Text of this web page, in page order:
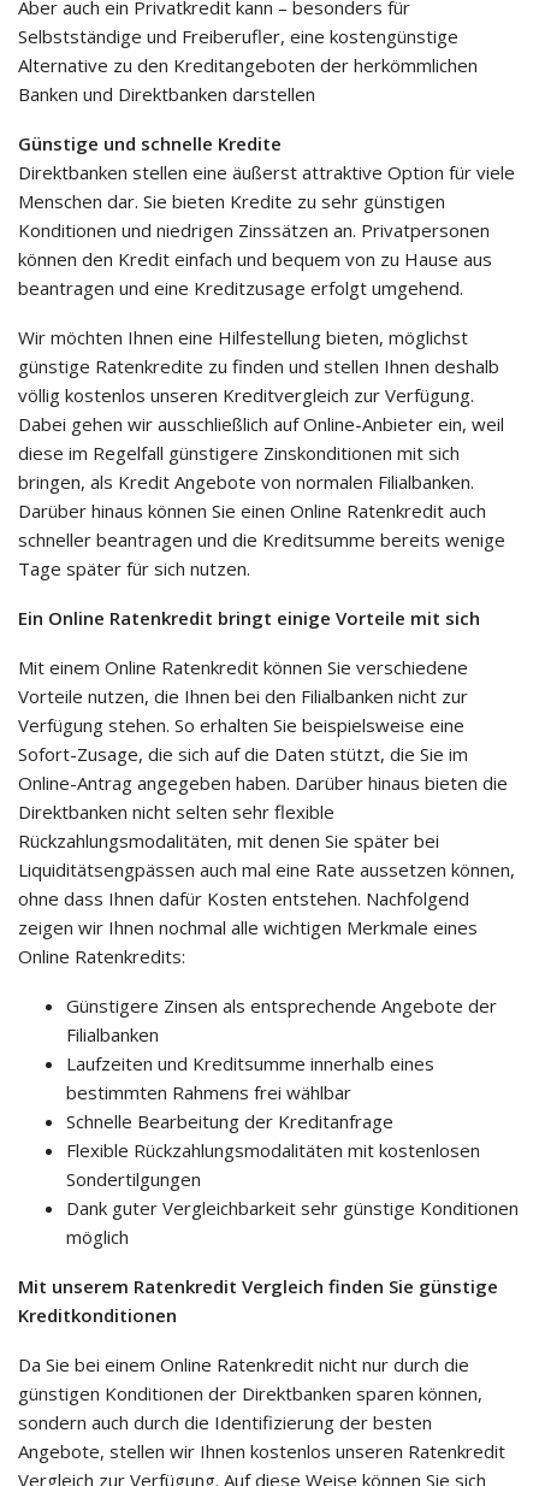
Aber auch ein Privatkredit kann – besonders für
Selbstständige und Freiberufler, eine kostengünstige
Alternative zu den Kreditangeboten der herkömmlichen
Banken und Direktbanken darstellen
Günstige und schnelle Kredite
Direktbanken stellen eine äußerst attraktive Option für viele
Menschen dar. Sie bieten Kredite zu sehr günstigen
Konditionen und niedrigen Zinssätzen an. Privatpersonen
können den Kredit einfach und bequem von zu Hause aus
beantragen und eine Kreditzusage erfolgt umgehend.
Wir möchten Ihnen eine Hilfestellung bieten, möglichst
günstige Ratenkredite zu finden und stellen Ihnen deshalb
völlig kostenlos unseren Kreditvergleich zur Verfügung.
Dabei gehen wir ausschließlich auf Online-Anbieter ein, weil
diese im Regelfall günstigere Zinskonditionen mit sich
bringen, als Kredit Angebote von normalen Filialbanken.
Darüber hinaus können Sie einen Online Ratenkredit auch
schneller beantragen und die Kreditsumme bereits wenige
Tage später für sich nutzen.
Ein Online Ratenkredit bringt einige Vorteile mit sich
Mit einem Online Ratenkredit können Sie verschiedene
Vorteile nutzen, die Ihnen bei den Filialbanken nicht zur
Verfügung stehen. So erhalten Sie beispielsweise eine
Sofort-Zusage, die sich auf die Daten stützt, die Sie im
Online-Antrag angegeben haben. Darüber hinaus bieten die
Direktbanken nicht selten sehr flexible
Rückzahlungsmodalitäten, mit denen Sie später bei
Liquiditätsengpässen auch mal eine Rate aussetzen können,
ohne dass Ihnen dafür Kosten entstehen. Nachfolgend
zeigen wir Ihnen nochmal alle wichtigen Merkmale eines
Online Ratenkredits:
Günstigere Zinsen als entsprechende Angebote der
Filialbanken
Laufzeiten und Kreditsumme innerhalb eines
bestimmten Rahmens frei wählbar
Schnelle Bearbeitung der Kreditanfrage
Flexible Rückzahlungsmodalitäten mit kostenlosen
Sondertilgungen
Dank guter Vergleichbarkeit sehr günstige Konditionen
möglich
Mit unserem Ratenkredit Vergleich finden Sie günstige
Kreditkonditionen
Da Sie bei einem Online Ratenkredit nicht nur durch die
günstigen Konditionen der Direktbanken sparen können,
sondern auch durch die Identifizierung der besten
Angebote, stellen wir Ihnen kostenlos unseren Ratenkredit
Vergleich zur Verfügung. Auf diese Weise können Sie sich